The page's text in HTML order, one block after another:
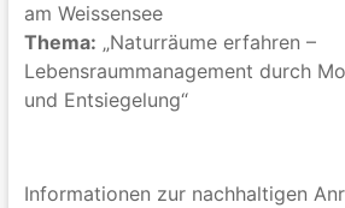
am Weissensee
Thema: „Naturräume erfahren –
Lebensraummanagement durch
und Entsiegelung“
Informationen zur nachhaltigen